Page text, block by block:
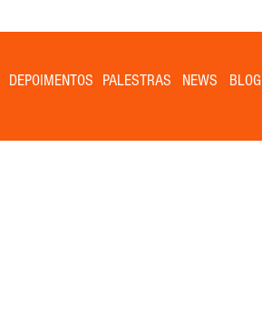
DEPOIMENTOS PALESTRAS NEWS BLOG